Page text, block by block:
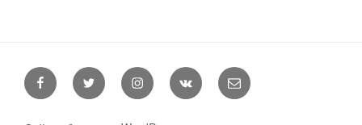
FacebookTwitter InstagramVK
E-
mail